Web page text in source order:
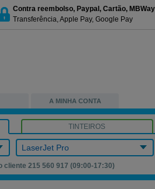
Contra reembolso, Paypal, Cartão, MBWay
Transferência, Apple Pay, Google Pay
A MINHA CONTA
TINTEIROS
LaserJet Pro
cliente 215 560 917 (09:00-17:30)